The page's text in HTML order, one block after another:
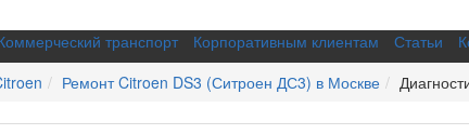
транспорт Корпоративным клиентам Статьи
Ремонт Citroen DS3 (Ситроен ДС3) в Москве